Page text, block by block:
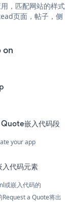
，匹配网站的样式
页面，帖子，侧
on
嵌入代码段
your app
代码元素
或嵌入代码的
a Quote将出